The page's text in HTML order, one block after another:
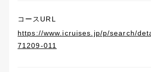
コースURL
https://www.icruises.jp/p/search/
71209-011